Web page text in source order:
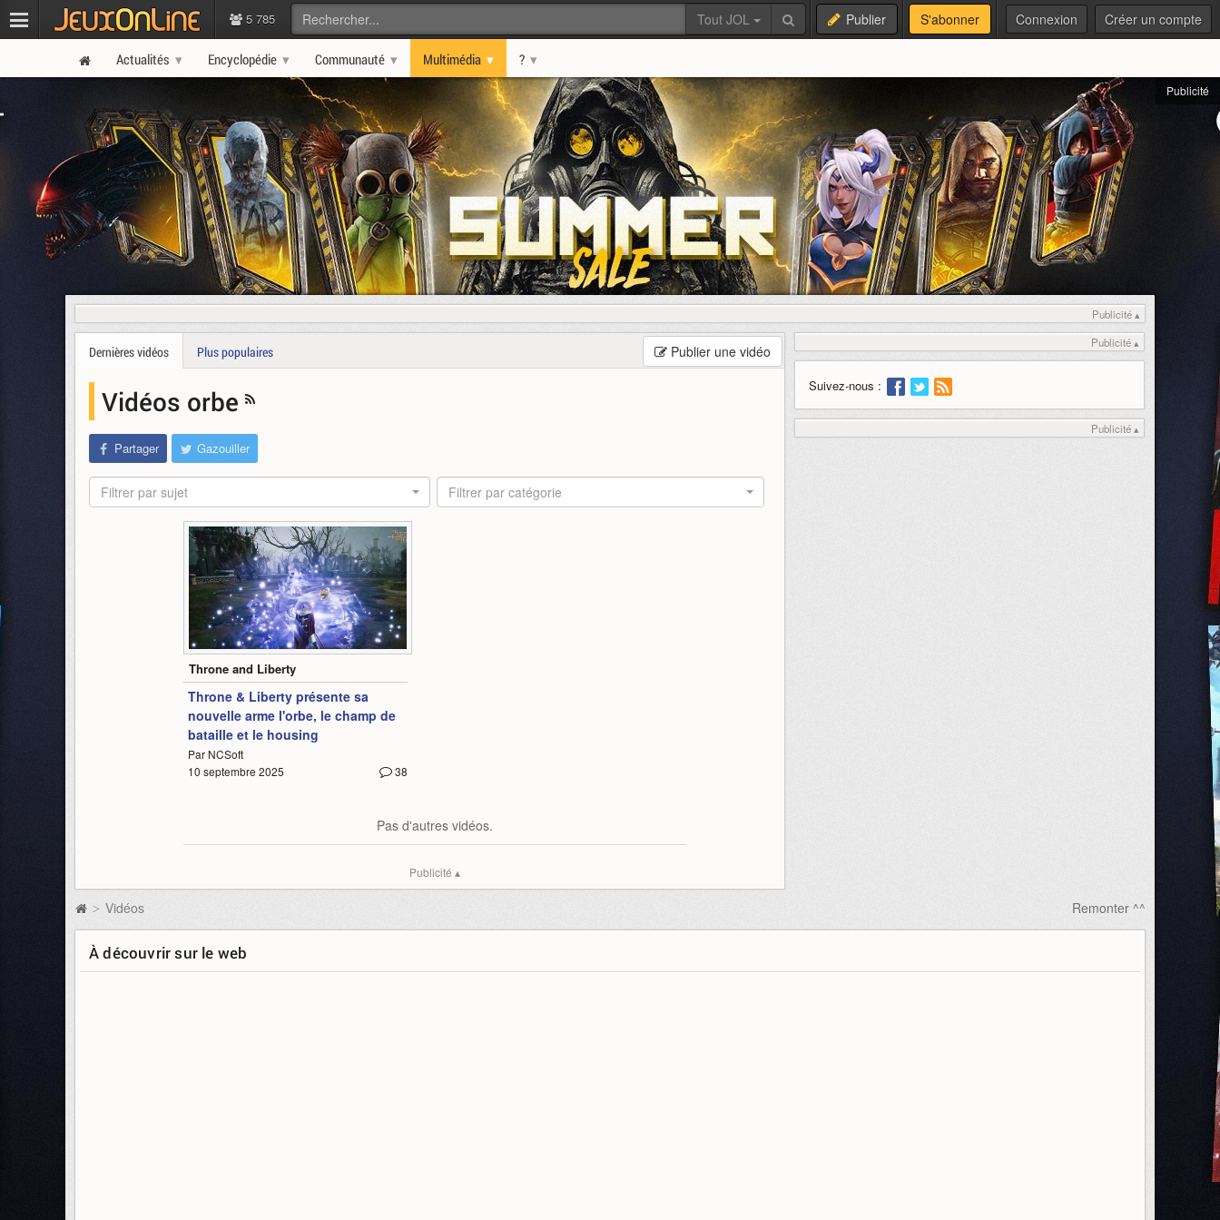
5 785 Tout JOL Publier S'abonner Connexion Créer un compte
Actualités Encyclopédie Communauté Multimédia ?
Publicité
Publicité ▴
Publier une vidéo
Dernières vidéos Plus populaires
Vidéos orbe
Partager Gazouiller
Filtrer par sujet Filtrer par catégorie
-
Throne and Liberty
Throne & Liberty présente sa
nouvelle arme l'orbe, le champ de
bataille et le housing
Par NCSoft
38
10 septembre 2025
Pas d'autres vidéos.
Publicité ▴
Publicité ▴
Suivez-nous :
Publicité ▴
Remonter ^^
> Vidéos
À découvrir sur le web